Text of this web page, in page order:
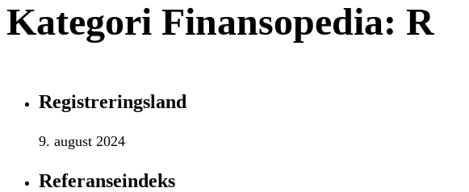
Kategori Finansopedia: R
Registreringsland
9. august 2024
Referanseindeks